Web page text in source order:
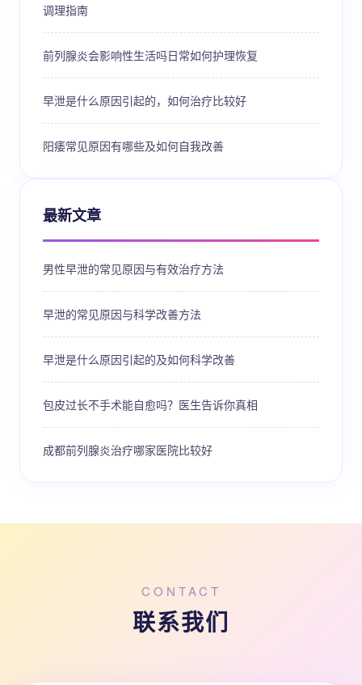
调理指南
前列腺炎会影响性生活吗日常如何护理恢复
早泄是什么原因引起的，如何治疗比较好
阳痿常见原因有哪些及如何自我改善
最新文章
男性早泄的常见原因与有效治疗方法
早泄的常见原因与科学改善方法
早泄是什么原因引起的及如何科学改善
包皮过长不手术能自愈吗？医生告诉你真相
成都前列腺炎治疗哪家医院比较好
CONTACT
联系我们